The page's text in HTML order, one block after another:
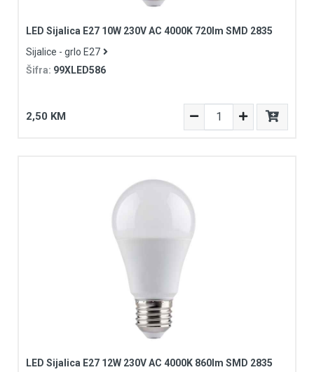
LED Sijalica E27 10W 230V AC 4000K 720lm SMD 2835
Sijalice - grlo E27
Šifra: 99XLED586
2,50 KM
LED Sijalica E27 12W 230V AC 4000K 860lm SMD 2835